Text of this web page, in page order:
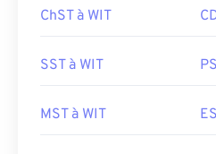
ChST à WIT
SST à WIT
MST à WIT